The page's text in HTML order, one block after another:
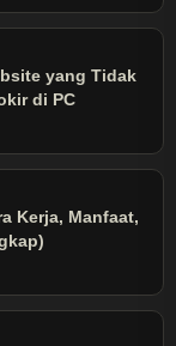
yang Tidak
di PC
Kerja, Manfaat,